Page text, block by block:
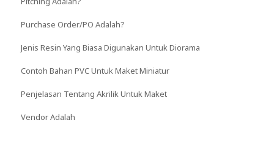
Purchase Order/PO Adalah?
Jenis Resin Yang Biasa Digunakan Untuk Diorama
Contoh Bahan PVC Untuk Maket Miniatur
Penjelasan Tentang Akrilik Untuk Maket
Vendor Adalah